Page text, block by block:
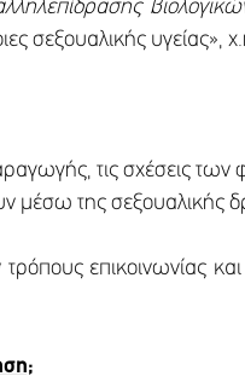
σεξουαλικής υγείας»,
τις σχέσεις
της σεξουαλικής
επικοινωνίας